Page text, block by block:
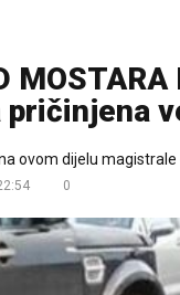
ovom dijelu
0